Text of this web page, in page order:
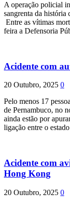
A operação policial
sangrenta da história
Entre as vítimas
feira a Defensoria
Acidente com
20 Outubro, 2025 0
Pelo menos 17
de Pernambuco, no
ainda estão por
ligação entre o
Acidente com
Hong Kong
20 Outubro, 2025 0